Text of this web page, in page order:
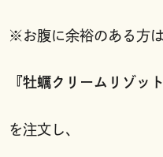
※お腹に余裕のある方は
『牡蠣クリームリゾット
を注文し、